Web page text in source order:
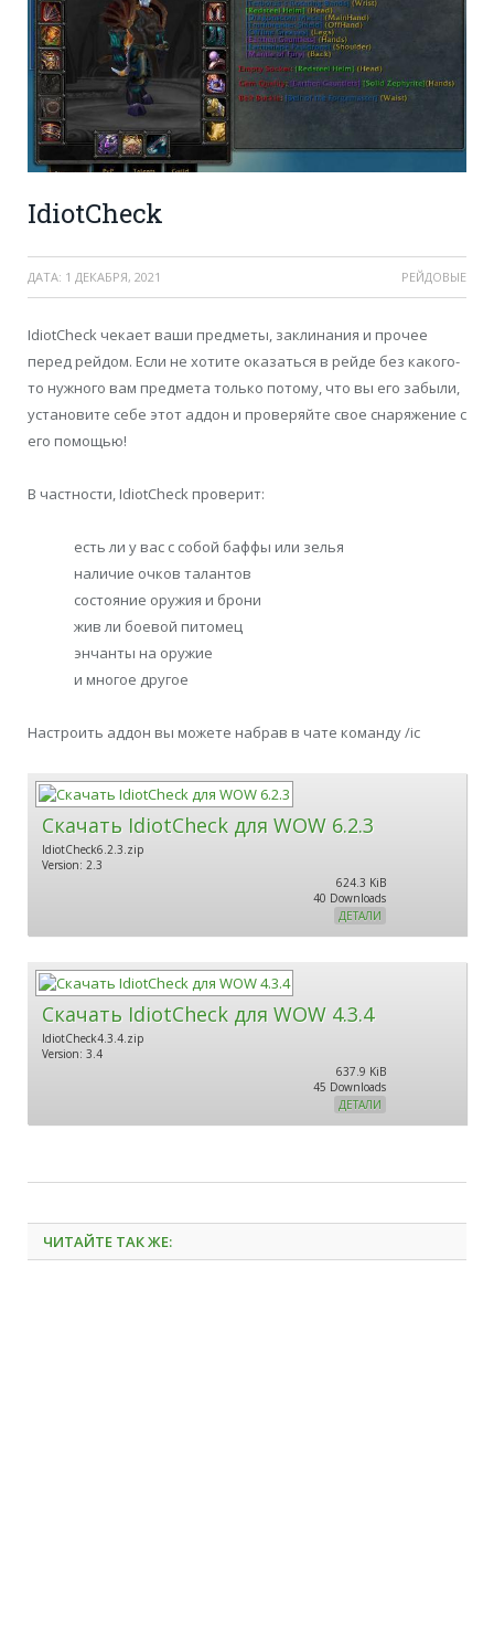
IdiotCheck
ДАТА: 1 ДЕКАБРЯ, 2021 РЕЙДОВЫЕ
IdiotCheck чекает ваши предметы, заклинания и прочее
перед рейдом. Если не хотите оказаться в рейде без какого-
то нужного вам предмета только потому, что вы его забыли,
установите себе этот аддон и проверяйте свое снаряжение с
его помощью!
В частности, IdiotCheck проверит:
есть ли у вас с собой баффы или зелья
наличие очков талантов
состояние оружия и брони
жив ли боевой питомец
энчанты на оружие
и многое другое
Настроить аддон вы можете набрав в чате команду /ic
Скачать IdiotCheck для WOW 6.2.3
IdiotCheck6.2.3.zip
Version: 2.3
624.3 KiB
40 Downloads
ДЕТАЛИ
Скачать IdiotCheck для WOW 4.3.4
IdiotCheck4.3.4.zip
Version: 3.4
637.9 KiB
45 Downloads
ДЕТАЛИ
ЧИТАЙТЕ ТАК ЖЕ: